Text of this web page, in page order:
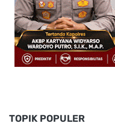
TOPIK POPULER